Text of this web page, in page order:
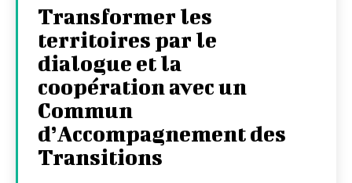
Transformer les
territoires par le
dialogue et la
coopération avec un
Commun
d’Accompagnement des
Transitions